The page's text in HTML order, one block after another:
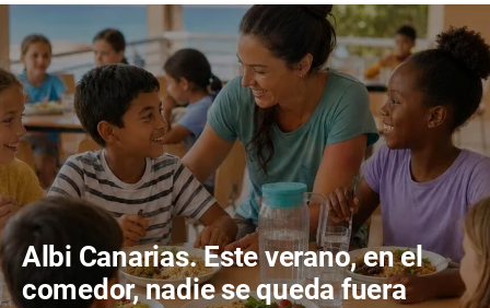
Albi Canarias. Este verano, en el
comedor, nadie se queda fuera